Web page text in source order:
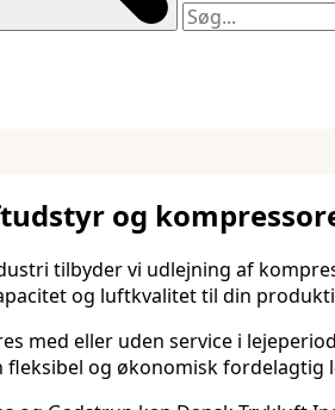
og
tilbyder vi udlejning af
og luftkvalitet til din
med eller uden service i
og økonomisk fordelagtig